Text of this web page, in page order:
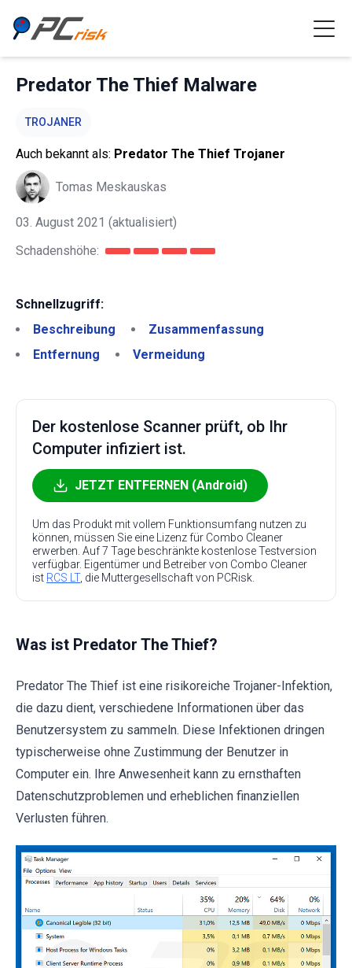
Predator The Thief Malware
TROJANER
Auch bekannt als: Predator The Thief Trojaner
Tomas Meskauskas
03. August 2021 (aktualisiert)
Schadenshöhe:
Schnellzugriff:
Beschreibung
Zusammenfassung
Entfernung
Vermeidung
Der kostenlose Scanner prüft, ob Ihr
Computer infiziert ist.
JETZT ENTFERNEN (Android)
Um das Produkt mit vollem Funktionsumfang nutzen zu
können, müssen Sie eine Lizenz für Combo Cleaner
erwerben. Auf 7 Tage beschränkte kostenlose Testversion
verfügbar. Eigentümer und Betreiber von Combo Cleaner
ist RCS LT, die Muttergesellschaft von PCRisk.
Was ist Predator The Thief?
Predator The Thief ist eine risikoreiche Trojaner-Infektion,
die dazu dient, verschiedene Informationen über das
Benutzersystem zu sammeln. Diese Infektionen dringen
typischerweise ohne Zustimmung der Benutzer in
Computer ein. Ihre Anwesenheit kann zu ernsthaften
Datenschutzproblemen und erheblichen finanziellen
Verlusten führen.